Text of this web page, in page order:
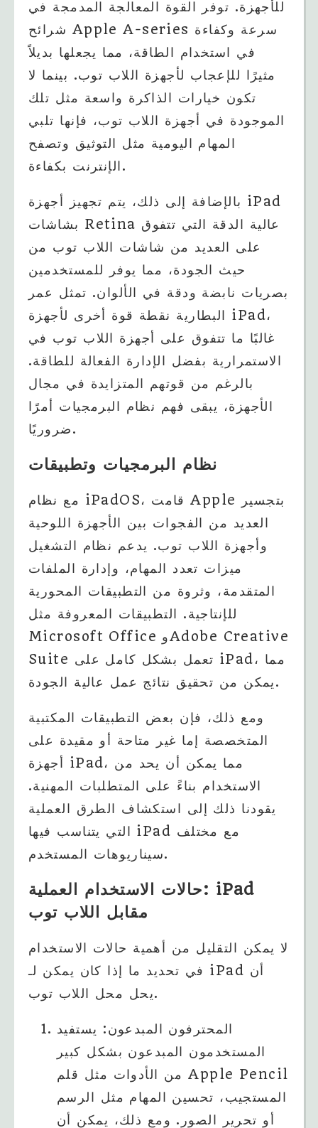
للأجهزة. توفر القوة المعالجة المدمجة في
شرائح Apple A-series سرعة وكفاءة
في استخدام الطاقة، مما يجعلها بديلاً
مثيرًا للإعجاب لأجهزة اللاب توب. بينما لا
تكون خيارات الذاكرة واسعة مثل تلك
الموجودة في أجهزة اللاب توب، فإنها تلبي
المهام اليومية مثل التوثيق وتصفح
الإنترنت بكفاءة.
بالإضافة إلى ذلك، يتم تجهيز أجهزة iPad
بشاشات Retina عالية الدقة التي تتفوق
على العديد من شاشات اللاب توب من
حيث الجودة، مما يوفر للمستخدمين
بصريات نابضة ودقة في الألوان. تمثل عمر
البطارية نقطة قوة أخرى لأجهزة iPad،
غالبًا ما تتفوق على أجهزة اللاب توب في
الاستمرارية بفضل الإدارة الفعالة للطاقة.
بالرغم من قوتهم المتزايدة في مجال
الأجهزة، يبقى فهم نظام البرمجيات أمرًا
ضروريًا.
نظام البرمجيات وتطبيقات
مع نظام iPadOS، قامت Apple بتجسير
العديد من الفجوات بين الأجهزة اللوحية
وأجهزة اللاب توب. يدعم نظام التشغيل
ميزات تعدد المهام، وإدارة الملفات
المتقدمة، وثروة من التطبيقات المحورية
للإنتاجية. التطبيقات المعروفة مثل
Microsoft Office وAdobe Creative
Suite تعمل بشكل كامل على iPad، مما
يمكن من تحقيق نتائج عمل عالية الجودة.
ومع ذلك، فإن بعض التطبيقات المكتبية
المتخصصة إما غير متاحة أو مقيدة على
أجهزة iPad، مما يمكن أن يحد من
الاستخدام بناءً على المتطلبات المهنية.
يقودنا ذلك إلى استكشاف الطرق العملية
التي يتناسب فيها iPad مع مختلف
سيناريوهات المستخدم.
حالات الاستخدام العملية: iPad
مقابل اللاب توب
لا يمكن التقليل من أهمية حالات الاستخدام
في تحديد ما إذا كان يمكن لـ iPad أن
يحل محل اللاب توب.
المحترفون المبدعون: يستفيد
المستخدمون المبدعون بشكل كبير
من الأدوات مثل قلم Apple Pencil
المستجيب، تحسين المهام مثل الرسم
أو تحرير الصور. ومع ذلك، يمكن أن